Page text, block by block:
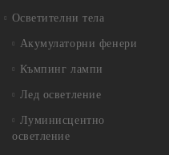
Осветителни тела
Акумулаторни фенери
Къмпинг лампи
Лед осветление
Луминисцентно
осветление